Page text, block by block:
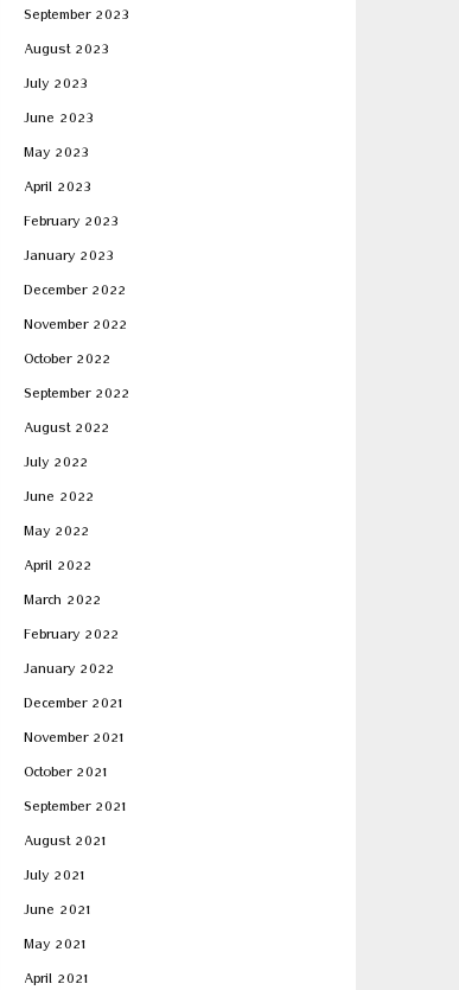
September 2023
August 2023
July 2023
June 2023
May 2023
April 2023
February 2023
January 2023
December 2022
November 2022
October 2022
September 2022
August 2022
July 2022
June 2022
May 2022
April 2022
March 2022
February 2022
January 2022
December 2021
November 2021
October 2021
September 2021
August 2021
July 2021
June 2021
May 2021
April 2021